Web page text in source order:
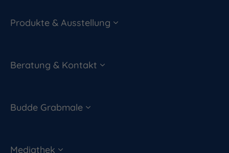
Produkte & Ausstellung
Beratung & Kontakt
Budde Grabmale
Mediathek